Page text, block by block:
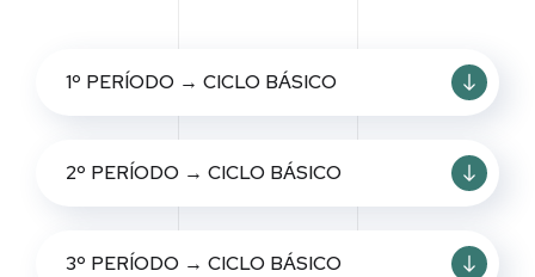
1º PERÍODO → CICLO BÁSICO
2º PERÍODO → CICLO BÁSICO
3º PERÍODO → CICLO BÁSICO